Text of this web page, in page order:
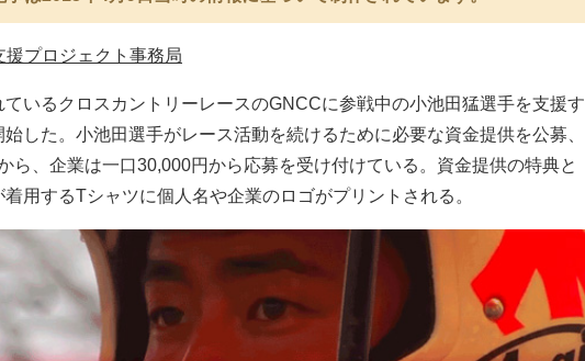
援プロジェクト事務局
いるクロスカントリーレースのGNCCに参戦中の小池田猛選手を支援す
した。小池田選手がレース活動を続けるために必要な資金提供を公募、
ら、企業は一口30,000円から応募を受け付けている。資金提供の特典と
用するTシャツに個人名や企業のロゴがプリントされる。